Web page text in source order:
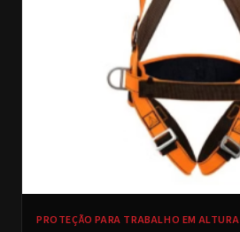
PROTEÇÃO PARA TRABALHO EM ALTURA